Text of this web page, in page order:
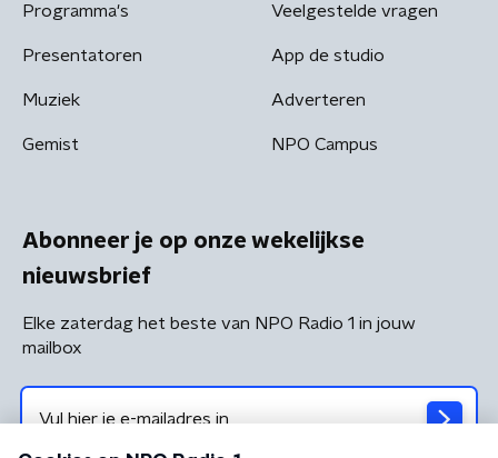
Programma's
Presentatoren
Muziek
Gemist
Veelgestelde vragen
App de studio
Adverteren
NPO Campus
Abonneer je op onze wekelijkse
nieuwsbrief
Elke zaterdag het beste van NPO Radio 1 in jouw
mailbox